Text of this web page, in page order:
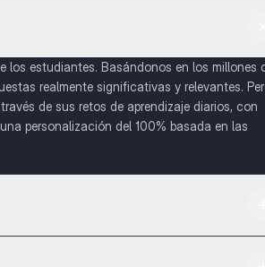
los estudiantes. Basándonos en los millones
realmente significativas y relevantes.
de sus retos de aprendizaje diarios, con
personalización del 100% basada en las